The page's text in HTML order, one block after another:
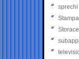
sprechi
Stampa
Storace